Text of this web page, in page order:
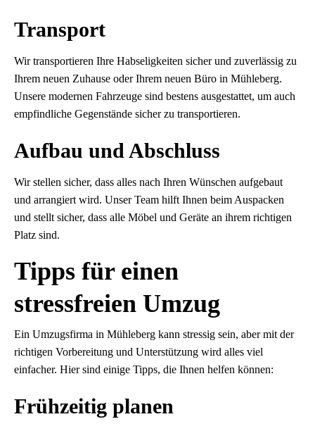
Transport
Wir transportieren Ihre Habseligkeiten sicher und zuverlässig zu
Ihrem neuen Zuhause oder Ihrem neuen Büro in Mühleberg.
Unsere modernen Fahrzeuge sind bestens ausgestattet, um auch
empfindliche Gegenstände sicher zu transportieren.
Aufbau und Abschluss
Wir stellen sicher, dass alles nach Ihren Wünschen aufgebaut
und arrangiert wird. Unser Team hilft Ihnen beim Auspacken
und stellt sicher, dass alle Möbel und Geräte an ihrem richtigen
Platz sind.
Tipps für einen
stressfreien Umzug
Ein Umzugsfirma in Mühleberg kann stressig sein, aber mit der
richtigen Vorbereitung und Unterstützung wird alles viel
einfacher. Hier sind einige Tipps, die Ihnen helfen können:
Frühzeitig planen